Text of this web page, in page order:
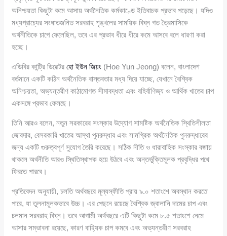
অনিশ্চয়তা কিছুটা কমে আসায় অর্থনৈতিক কর্মকাণ্ডে ইতিবাচক প্রভাব পড়েছে। যদিও
মধ্যপ্রাচ্যের সংঘাতজনিত সরবরাহ শৃঙ্খলের সাময়িক বিঘ্ন গত ত্রৈমাসিকে
অর্থনীতিকে চাপে ফেলেছিল, তবে এর প্রভাব ধীরে ধীরে কমে আসবে বলে ধারণা করা
হচ্ছে।
এডিবির কান্ট্রি ডিরেক্টরহো ইউন জিয়ং (Hoe Yun Jeong) বলেন, বাংলাদেশ
বর্তমানে একটি কঠিন অর্থনৈতিক বাস্তবতার মধ্য দিয়ে যাচ্ছে, যেখানে বৈশ্বিক
অনিশ্চয়তা, অভ্যন্তরীণ কাঠামোগত সীমাবদ্ধতা এবং বহির্বাণিজ্য ও আর্থিক খাতের চাপ
একসঙ্গে প্রভাব ফেলছে।
তিনি আরও বলেন, নতুন সরকারের সংস্কার উদ্যোগ সামষ্টিক অর্থনৈতিক স্থিতিশীলতা
জোরদার, বেসরকারি খাতের আস্থা পুনরুদ্ধার এবং সামগ্রিক অর্থনৈতিক পুনরুদ্ধারের
জন্য একটি গুরুত্বপূর্ণ সুযোগ তৈরি করেছে। সঠিক নীতি ও ধারাবাহিক সংস্কার বজায়
থাকলে অর্থনীতি আরও স্থিতিস্থাপক হয়ে উঠবে এবং অন্তর্ভুক্তিমূলক প্রবৃদ্ধির পথে
ফিরতে পারবে।
প্রতিবেদন অনুযায়ী, চলতি অর্থবছরে মূল্যস্ফীতি প্রায় ৯.০ শতাংশে অবস্থান করতে
পারে, যা তুলনামূলকভাবে উচ্চ। এর পেছনে রয়েছে বৈশ্বিক জ্বালানি দামের চাপ এবং
চলমান সরবরাহ বিঘ্ন। তবে আগামী অর্থবছরে এটি কিছুটা কমে ৮.৫ শতাংশে নেমে
আসার সম্ভাবনা রয়েছে, কারণ বাহ্যিক চাপ কমবে এবং অভ্যন্তরীণ সরবরাহ